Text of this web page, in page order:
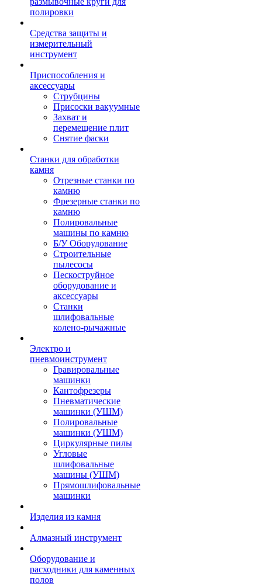
полировки
Средства защиты и
измерительный
инструмент
Приспособления и
аксессуары
Струбцины
Присоски вакуумные
Захват и
перемещение плит
Снятие фаски
Станки для обработки
камня
Отрезные станки по
камню
Фрезерные станки по
камню
Полировальные
машины по камню
Б/У Оборудование
Строительные
пылесосы
Пескоструйное
оборудование и
аксессуары
Станки
шлифовальные
колено-рычажные
Электро и
пневмоинструмент
Гравировальные
машинки
Кантофрезеры
Пневматические
машинки (УШМ)
Полировальные
машинки (УШМ)
Циркулярные пилы
Угловые
шлифовальные
машины (УШМ)
Прямошлифовальные
машинки
Изделия из камня
Алмазный инструмент
Оборудование и
расходники для каменных
полов